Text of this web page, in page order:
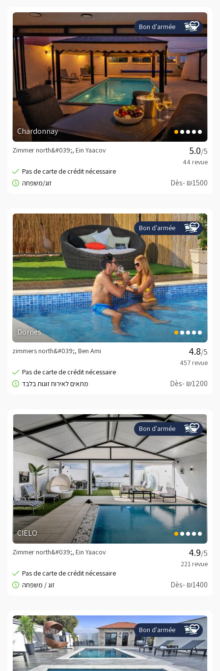
Bon d'armée
Chardonnay
/5
Zimmer north&#039;, Ein Yaacov
Dès- ₪1500
Bon d'armée
Dornes
/5
zimmers north&#039;, Ben Ami
Dès- ₪1200
Bon d'armée
CIELO
/5
Zimmer north&#039;, Ein Yaacov
Dès- ₪1400
Bon d'armée